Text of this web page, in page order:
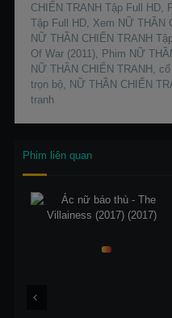
CHIẾN TRANH Tập Full HD,
Tập Full HD, Xem NỮ THẦN
NỮ THẦN CHIẾN TRANH
Of War (2011), Phim NỮ
NỮ THẦN CHIẾN TRANH,
trọn bộ, NỮ THẦN CHIẾN
tranh
Phim liên quan